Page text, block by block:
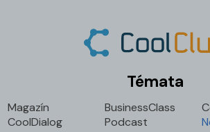
Témata
Magazín BusinessClass
CoolDialog
Podcast